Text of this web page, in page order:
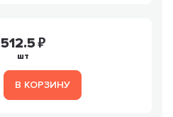
512.5
шт
В КОРЗИНУ